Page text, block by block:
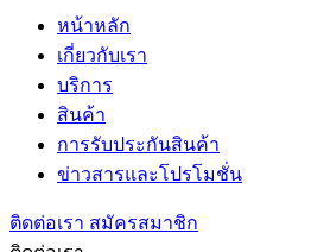
หน้าหลัก
เกี่ยวกับเรา
บริการ
สินค้า
การรับประกันสินค้า
ข่าวสารและโปรโมชั่น
ติดต่อเรา สมัครสมาชิก